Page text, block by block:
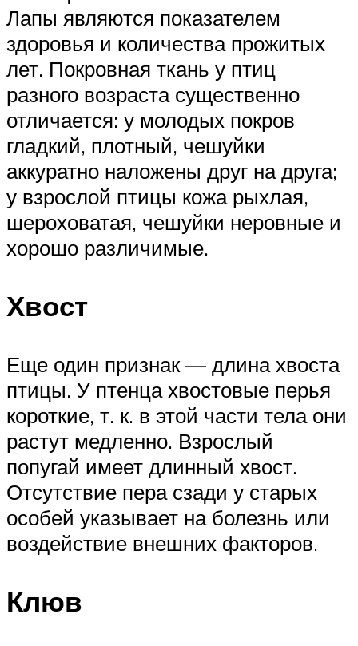
Лапы являются показателем
здоровья и количества прожитых
лет. Покровная ткань у птиц
разного возраста существенно
отличается: у молодых покров
гладкий, плотный, чешуйки
аккуратно наложены друг на друга;
у взрослой птицы кожа рыхлая,
шероховатая, чешуйки неровные и
хорошо различимые.
Хвост
Еще один признак — длина хвоста
птицы. У птенца хвостовые перья
короткие, т. к. в этой части тела они
растут медленно. Взрослый
попугай имеет длинный хвост.
Отсутствие пера сзади у старых
особей указывает на болезнь или
воздействие внешних факторов.
Клюв